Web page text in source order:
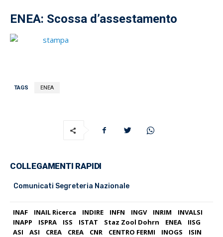
ENEA: Scossa d’assestamento
TAGS ENEA
COLLEGAMENTI RAPIDI
Comunicati Segreteria Nazionale
INAF INAIL Ricerca INDIRE INFN INGV INRIM
INVALSI
INAPP
ISPRA ISS ISTAT Staz Zool Dohrn ENEA
IISG
ASI
ASI CREA CREA CNR CENTRO FERMI INOGS
ISIN